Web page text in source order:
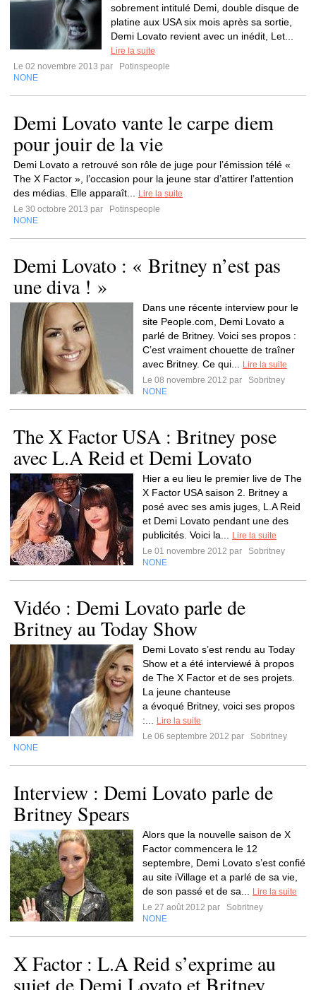
sobrement intitulé Demi, double disque de
platine aux USA six mois après sa sortie,
Demi Lovato revient avec un inédit, Let...
Lire la suite
Le 02 novembre 2013 par
Potinspeople
NONE
Demi Lovato vante le carpe diem
pour jouir de la vie
Demi Lovato a retrouvé son rôle de juge pour l’émission télé «
The X Factor », l’occasion pour la jeune star d’attirer l’attention
des médias. Elle apparaît...
Lire la suite
Le 30 octobre 2013 par
Potinspeople
NONE
Demi Lovato : « Britney n’est pas
une diva ! »
Dans une récente interview pour le
site People.com, Demi Lovato a
parlé de Britney. Voici ses propos :
C’est vraiment chouette de traîner
avec Britney. Ce qui...
Lire la suite
Le 08 novembre 2012 par
Sobritney
NONE
The X Factor USA : Britney pose
avec L.A Reid et Demi Lovato
Hier a eu lieu le premier live de The
X Factor USA saison 2. Britney a
posé avec ses amis juges, L.A Reid
et Demi Lovato pendant une des
publicités. Voici la...
Lire la suite
Le 01 novembre 2012 par
Sobritney
NONE
Vidéo : Demi Lovato parle de
Britney au Today Show
Demi Lovato s’est rendu au Today
Show et a été interviewé à propos
de The X Factor et de ses projets.
La jeune chanteuse
a évoqué Britney, voici ses propos
:...
Lire la suite
Le 06 septembre 2012 par
Sobritney
NONE
Interview : Demi Lovato parle de
Britney Spears
Alors que la nouvelle saison de X
Factor commencera le 12
septembre, Demi Lovato s’est confié
au site iVillage et a parlé de sa vie,
de son passé et de sa...
Lire la suite
Le 27 août 2012 par
Sobritney
NONE
X Factor : L.A Reid s’exprime au
sujet de Demi Lovato et Britney